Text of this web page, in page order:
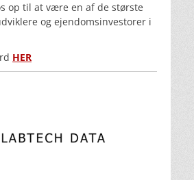
op til at være en af de største
og ejendomsinvestorer i
HER